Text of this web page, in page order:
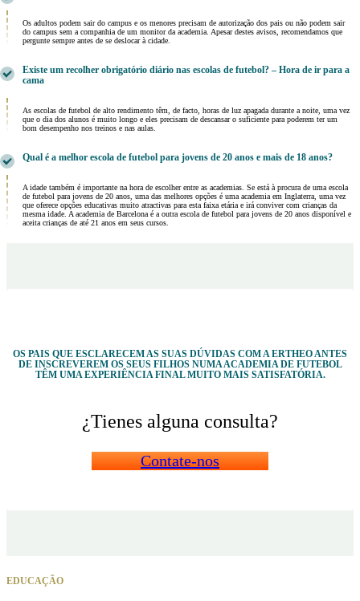
Os adultos podem sair do campus e os menores precisam de autorização dos pais ou não podem sair
do campus sem a companhia de um monitor da academia. Apesar destes avisos, recomendamos que
pergunte sempre antes de se deslocar à cidade.
Existe um recolher obrigatório diário nas escolas de futebol? – Hora de ir para a
cama
As escolas de futebol de alto rendimento têm, de facto, horas de luz apagada durante a noite, uma vez
que o dia dos alunos é muito longo e eles precisam de descansar o suficiente para poderem ter um
bom desempenho nos treinos e nas aulas.
Qual é a melhor escola de futebol para jovens de 20 anos e mais de 18 anos?
A idade também é importante na hora de escolher entre as academias. Se está à procura de uma escola
de futebol para jovens de 20 anos, uma das melhores opções é uma academia em Inglaterra, uma vez
que oferece opções educativas muito atractivas para esta faixa etária e irá conviver com crianças da
mesma idade. A academia de Barcelona é a outra escola de futebol para jovens de 20 anos disponível e
aceita crianças de até 21 anos em seus cursos.
OS PAIS QUE ESCLARECEM AS SUAS DÚVIDAS COM A ERTHEO ANTES
DE INSCREVEREM OS SEUS FILHOS NUMA ACADEMIA DE FUTEBOL
TÊM UMA EXPERIÊNCIA FINAL MUITO MAIS SATISFATÓRIA.
¿Tienes alguna consulta?
Contate-nos
EDUCAÇÃO